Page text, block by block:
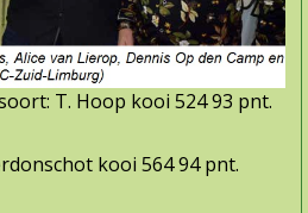
T. Hoop kooi 524 93 pnt.
kooi 564 94 pnt.